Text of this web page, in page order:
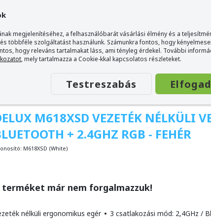
Bluetooth + 2.4GHz RGB - Fehér
M618XSD VEZETÉK NÉLKÜLI
+ 2.4GHZ RGB - FEHÉR
M618XSD (White)
terméket már nem forgalmazzuk!
nélküli ergonomikus egér • 3 csatlakozási mód: 2,4GHz /
megjelenítéséhez, a felhasználóbarát vásárlási élmény és a
többféle szolgáltatást használunk. Számunkra fontos, hogy
hogy releváns tartalmakat láss, ami tényleg érdekel. További
, mely tartalmazza a Cookie-kkal kapcsolatos részleteket.
Testreszabás